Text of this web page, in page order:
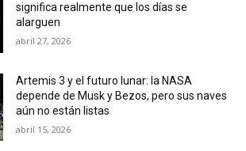
significa realmente que los días se
alarguen
abril 27, 2026
Artemis 3 y el futuro lunar: la NASA
depende de Musk y Bezos, pero sus naves
aún no están listas
abril 15, 2026